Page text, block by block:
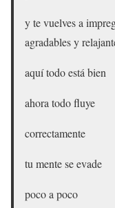
y te vuelves a
agradables y
aquí todo está bien
ahora todo fluye
correctamente
tu mente se evade
poco a poco